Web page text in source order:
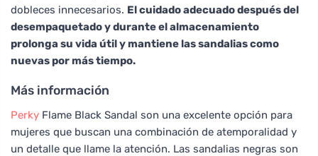
dobleces innecesarios. El cuidado adecuado después del
desempaquetado y durante el almacenamiento
prolonga su vida útil y mantiene las sandalias como
nuevas por más tiempo.
Más información
Perky Flame Black Sandal son una excelente opción para
mujeres que buscan una combinación de atemporalidad y
un detalle que llame la atención. Las sandalias negras son